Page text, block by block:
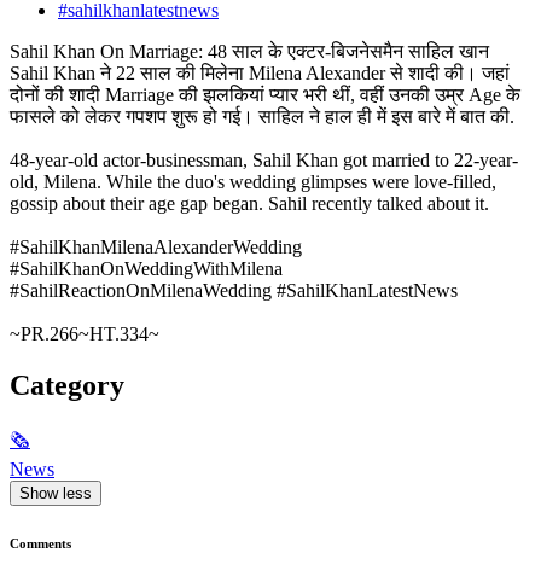
#sahilkhanlatestnews
Sahil Khan On Marriage: 48 साल के एक्टर-बिजनेसमैन साहिल खान
Sahil Khan ने 22 साल की मिलेना Milena Alexander से शादी की। जहां
दोनों की शादी Marriage की झलकियां प्यार भरी थीं, वहीं उनकी उम्र Age के
फासले को लेकर गपशप शुरू हो गई। साहिल ने हाल ही में इस बारे में बात की.
48-year-old actor-businessman, Sahil Khan got married to 22-year-
old, Milena. While the duo's wedding glimpses were love-filled,
gossip about their age gap began. Sahil recently talked about it.
#SahilKhanMilenaAlexanderWedding
#SahilKhanOnWeddingWithMilena
#SahilReactionOnMilenaWedding #SahilKhanLatestNews
~PR.266~HT.334~
Category
🗞
News
Show less
Comments